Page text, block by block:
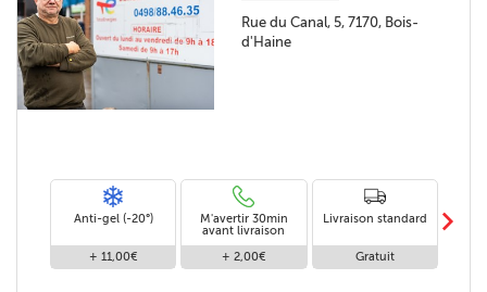
Rue du Canal, 5, 7170, Bois-
d'Haine
Anti-gel (-20°)
+ 11,00€
M'avertir 30min
avant livraison
+ 2,00€
Livraison standard
Gratuit
m